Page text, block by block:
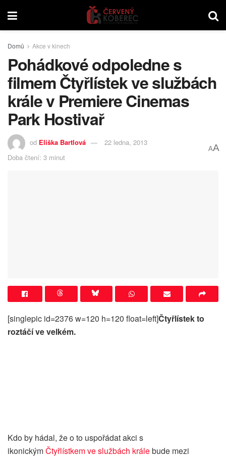
Domů Akce v kinech
Pohádkové odpoledne s
filmem Čtyřlístek ve službách
krále v Premiere Cinemas
Park Hostivař
od Eliška Bartlová
22 ledna, 2013
Doba čtení: 3 minut
AA
[singlepic id=2376 w=120 h=120 float=left]Čtyřlístek to
roztáčí ve velkém.
Kdo by hádal, že o to uspořádat akci s
ikonickýmČtyřlístkem ve službách králebude mezi